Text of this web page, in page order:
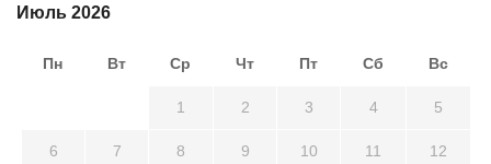
Июль 2026
Пн Вт Ср Чт Пт Сб Вс
1 2 3 4 5
6 7 8 9 10 11 12